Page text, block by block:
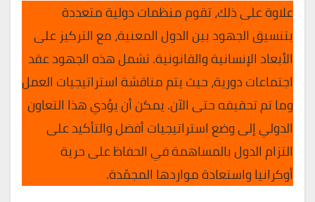
علاوة على ذلك، تقوم منظمات دولية متعددة
بتنسيق الجهود بين الدول المعنية، مع التركيز على
الأبعاد الإنسانية والقانونية. تشمل هذه الجهود عقد
اجتماعات دورية، حيث يتم مناقشة استراتيجيات العمل
وما تم تحقيقه حتى الآن. يمكن أن يؤدي هذا التعاون
الدولي إلى وضع استراتيجيات أفضل والتأكيد على
التزام الدول بالمساهمة في الحفاظ على حرية
أوكرانيا واستعادة مواردها المجمّدة.